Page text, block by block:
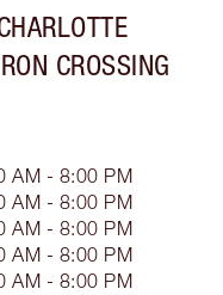
CROSSING
AM - 8:00 PM
AM - 8:00 PM
AM - 8:00 PM
AM - 8:00 PM
AM - 8:00 PM